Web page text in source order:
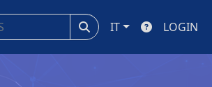
IT LOGIN